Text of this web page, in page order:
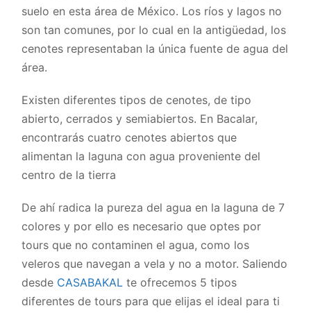
suelo en esta área de México. Los ríos y lagos no
son tan comunes, por lo cual en la antigüedad, los
cenotes representaban la única fuente de agua del
área.
Existen diferentes tipos de cenotes, de tipo
abierto, cerrados y semiabiertos. En Bacalar,
encontrarás cuatro cenotes abiertos que
alimentan la laguna con agua proveniente del
centro de la tierra
De ahí radica la pureza del agua en la laguna de 7
colores y por ello es necesario que optes por
tours que no contaminen el agua, como los
veleros que navegan a vela y no a motor. Saliendo
desde CASABAKAL te ofrecemos 5 tipos
diferentes de tours para que elijas el ideal para ti